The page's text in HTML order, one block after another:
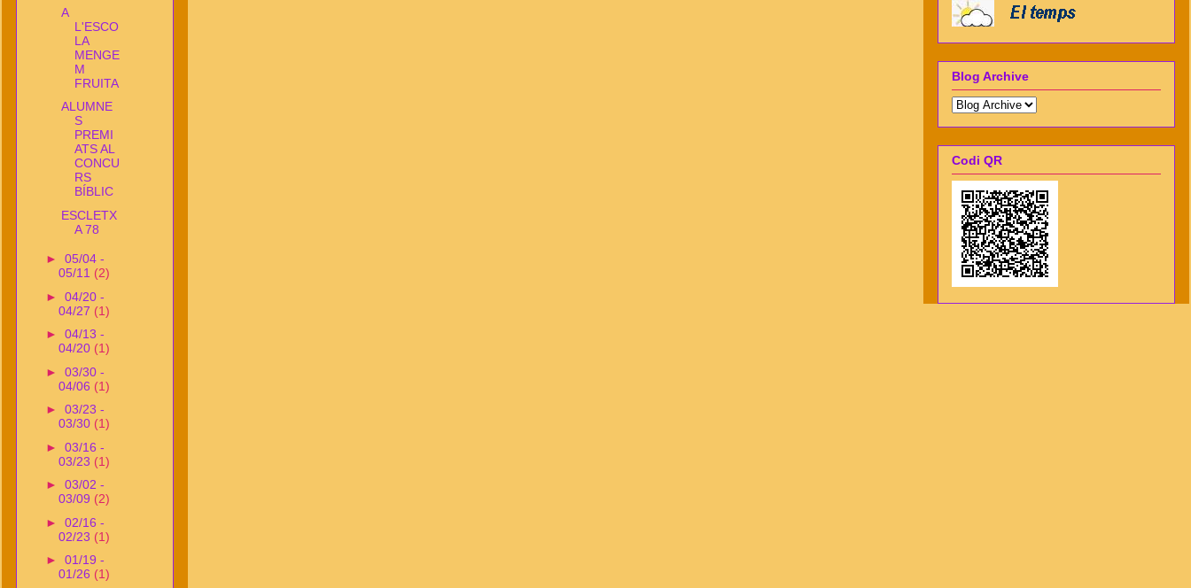
A
L'ESCO
LA
MENGE
M
FRUITA
ALUMNE
S
PREMI
ATS AL
CONCU
RS
BÍBLIC
ESCLETX
A 78
► 05/04 -
05/11 (2)
► 04/20 -
04/27 (1)
► 04/13 -
04/20 (1)
► 03/30 -
04/06 (1)
► 03/23 -
03/30 (1)
► 03/16 -
03/23 (1)
► 03/02 -
03/09 (2)
► 02/16 -
02/23 (1)
► 01/19 -
01/26 (1)
Blog Archive
Codi QR